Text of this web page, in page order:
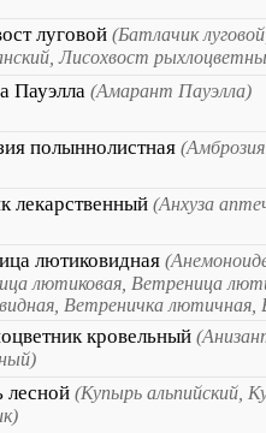
луговой (Батлачик
Лисохвост
Пауэлла (Амарант Пауэлла)
полыннолистная
лекарственный (Анхуза
лютиковидная
лютиковая, Ветреница
Ветреничка лютичная,
кровельный
лесной (Купырь альпийский,